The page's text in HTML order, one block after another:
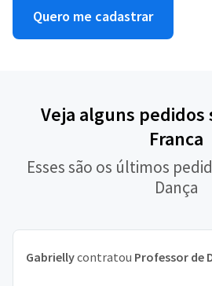
Quero me cadastrar
Veja alguns pedidos
Franca
Esses são os últimos
Dança
Gabriellycontratou Professor de